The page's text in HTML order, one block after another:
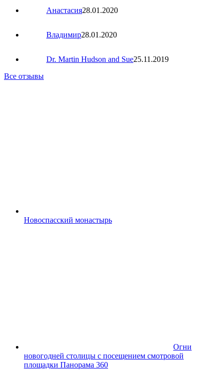
Анастасия28.01.2020
Владимир28.01.2020
Dr. Martin Hudson and Sue25.11.2019
Все отзывы
Новоспасский монастырь
Огни
новогодней столицы с посещением смотровой
площадки Панорама 360